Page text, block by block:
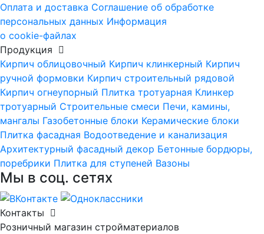
Оплата и доставка Соглашение об обработке
персональных данных Информация
о cookie-файлах
Продукция
Кирпич облицовочный Кирпич клинкерный Кирпич
ручной формовки Кирпич строительный рядовой
Кирпич огнеупорный Плитка тротуарная Клинкер
тротуарный Строительные смеси Печи, камины,
мангалы Газобетонные блоки Керамические блоки
Плитка фасадная Водоотведение и канализация
Архитектурный фасадный декор Бетонные бордюры,
поребрики Плитка для ступеней Вазоны
Мы в соц. сетях
Контакты
Розничный магазин стройматериалов